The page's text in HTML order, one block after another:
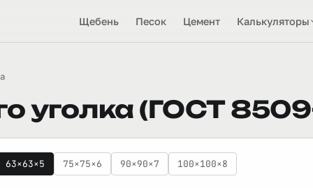
Щебень Песок Цемент Калькуляторы
уголка (ГОСТ
63×63×5 75×75×6 90×90×7 100×100×8